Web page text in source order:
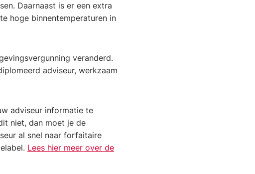
Daarnaast is er een extra
hoge binnentemperaturen in
veranderd.
adviseur, werkzaam
adviseur informatie te
niet, dan moet je de
al snel naar forfaitaire
Lees hier meer over de